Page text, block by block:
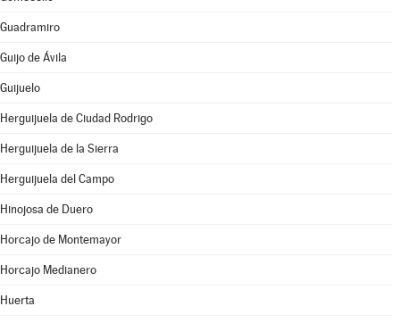
Guadramiro
Guijo de Ávila
Guijuelo
Herguijuela de Ciudad Rodrigo
Herguijuela de la Sierra
Herguijuela del Campo
Hinojosa de Duero
Horcajo de Montemayor
Horcajo Medianero
Huerta